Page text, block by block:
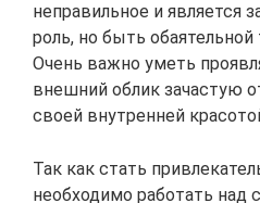
неправильное и
роль, но быть
Очень важно уметь
внешний облик зачастую
своей внутренней
Так как стать
необходимо работать над